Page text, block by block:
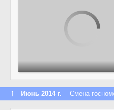
↑ Июнь 2014 г. Смена